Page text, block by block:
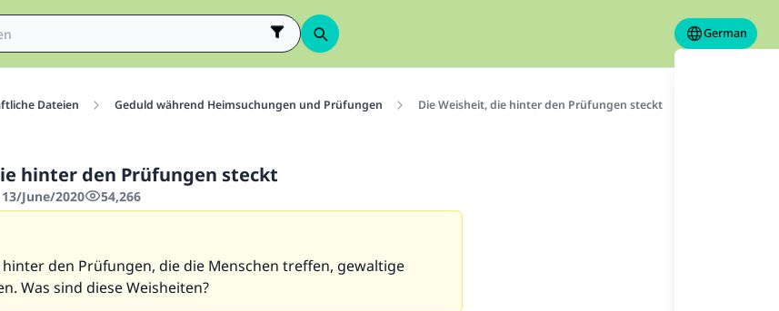
German
Dateien Geduld während Heimsuchungen und Prüfungen Die Weisheit, die hinter den Prüfungen steckt
hinter den Prüfungen steckt
June/2020 54,266
den Prüfungen, die die Menschen treffen, gewaltige
Was sind diese Weisheiten?